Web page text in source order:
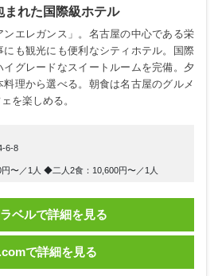
まれた国際級ホテル
ンエレガンス」。名古屋の中心である栄
も観光にも便利なシティホテル。国際
グレードなスイートルームを完備。夕
理から選べる。朝食は名古屋のグルメ
を楽しめる。
6-8
〜／1人 ◆二人2食：10,600円〜／1人
ベルで詳細を見る
で詳細を見る